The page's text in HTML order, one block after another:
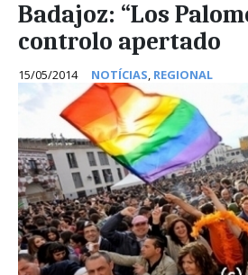
Badajoz: “Los
controlo apertado
15/05/2014 NOTÍCIAS, REGIONAL